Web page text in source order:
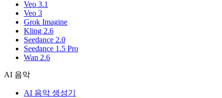
Veo 3.1
Veo 3
Grok Imagine
Kling 2.6
Seedance 2.0
Seedance 1.5 Pro
Wan 2.6
AI 음악
AI 음악 생성기